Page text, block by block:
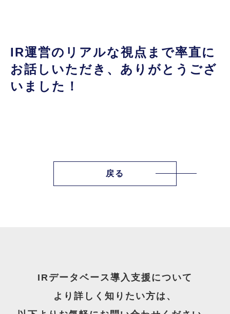
IR運営のリアルな視点まで率直に
お話しいただき、ありがとうござ
いました！
戻る
IRデータベース導入支援について
より詳しく知りたい方は、